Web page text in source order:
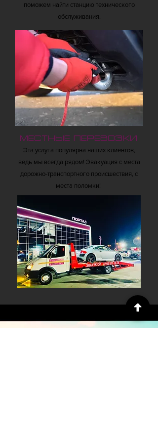
поможем найти станцию технического
обслуживания.
Местные перевозки
Эта услуга популярна наших клиентов,
ведь мы всегда рядом! Эвакуация с места
дорожно-транспортного происшествия, с
места поломки!